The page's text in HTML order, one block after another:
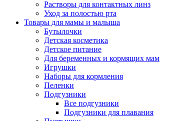
Растворы для контактных линз
Уход за полостью рта
Товары для мамы и малыша
Бутылочки
Детская косметика
Детское питание
Для беременных и кормящих мам
Игрушки
Наборы для кормления
Пеленки
Подгузники
Все подгузники
Подгузники для плавания